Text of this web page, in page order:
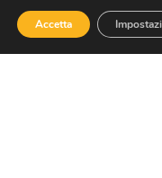
Accetta